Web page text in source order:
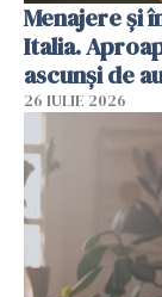
Menajere și
Italia.
ascunși de
26 IULIE 2026